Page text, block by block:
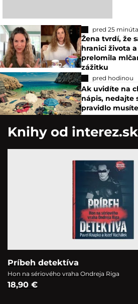
pred 25
Žena tvrdí, že
hranici života
prelomila
zážitku
pred hodinou
Ak uvidíte na
nápis, nedajte
pravidlo
Knihy od interez.sk
Príbeh detektíva
Hon na sériového vraha Ondreja Riga
18,90 €